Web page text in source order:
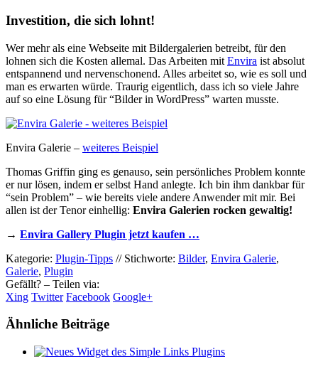
Investition, die sich lohnt!
Wer mehr als eine Webseite mit Bildergalerien betreibt, für den
lohnen sich die Kosten allemal. Das Arbeiten mit Envira ist absolut
entspannend und nervenschonend. Alles arbeitet so, wie es soll und
man es erwarten würde. Traurig eigentlich, dass ich so viele Jahre
auf so eine Lösung für “Bilder in WordPress” warten musste.
Envira Galerie – weiteres Beispiel
Thomas Griffin ging es genauso, sein persönliches Problem konnte
er nur lösen, indem er selbst Hand anlegte. Ich bin ihm dankbar für
“sein Problem” – wie bereits viele andere Anwender mit mir. Bei
allen ist der Tenor einhellig: Envira Galerien rocken gewaltig!
→ Envira Gallery Plugin jetzt kaufen …
Kategorie: Plugin-Tipps // Stichworte: Bilder, Envira Galerie,
Galerie, Plugin
Gefällt? – Teilen via:
Xing Twitter Facebook Google+
Ähnliche Beiträge